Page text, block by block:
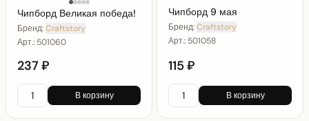
Чипборд Великая победа!
Бренд:Craftstory
Арт.: 501060
237 ₽
В корзину
Чипборд 9 мая
Бренд:Craftstory
Арт.: 501058
115 ₽
В корзину